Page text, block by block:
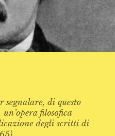
segnalare, di questo
filosofica
degli scritti di